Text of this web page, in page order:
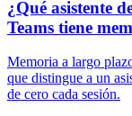
¿Qué asistente
Teams tiene
Memoria a largo
que distingue a un
de cero cada sesión.